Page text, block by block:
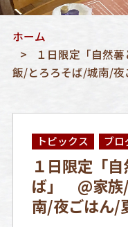
ホーム
１日限定「自然
飯/とろろそば/城南/
トピックス ブロ
１日限定「
ば」 @家族
南/夜ごはん/